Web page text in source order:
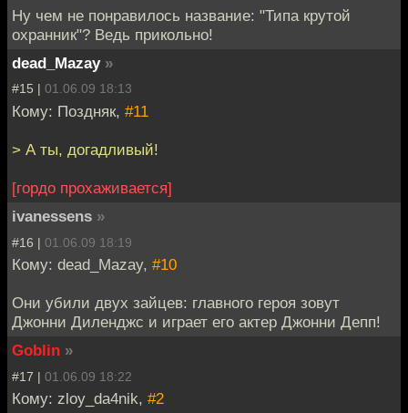
Ну чем не понравилось название: "Типа крутой
охранник"? Ведь прикольно!
dead_Mazay »
#15 | 01.06.09 18:13
Кому: Поздняк, #11
> А ты, догадливый!
[гордо прохаживается]
ivanessens »
#16 | 01.06.09 18:19
Кому: dead_Mazay, #10
Они убили двух зайцев: главного героя зовут
Джонни Диленджс и играет его актер Джонни Депп!
Goblin »
#17 | 01.06.09 18:22
Кому: zloy_da4nik, #2